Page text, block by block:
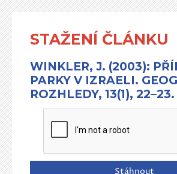
STAŽENÍ ČLÁNKU
WINKLER, J. (2003):
PARKY V IZRAELI.
ROZHLEDY, 13(1), 22–23.